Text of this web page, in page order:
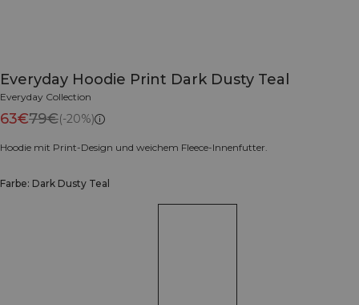
Everyday Hoodie Print Dark Dusty Teal
Everyday Collection
63€79€(-20%)
Hoodie mit Print-Design und weichem Fleece-Innenfutter.
Farbe: Dark Dusty Teal